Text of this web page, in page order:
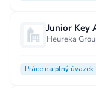
Junior Key
Heureka
Práce na plný úvazek